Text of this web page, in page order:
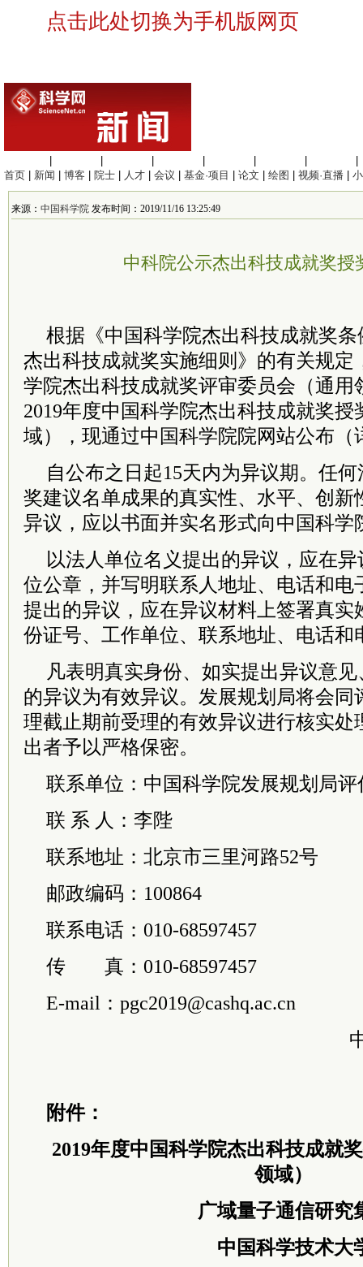
点击此处切换为手机版网页
首页
新闻 博客 院士 人才 会议 基金·项目 论文 绘图 视频·直播
来源： 中国科学院 发布时间：2019/11/16 13:25:49
中科院公示杰出科技成就奖授
根据《中国科学院杰出科技成就奖
杰出科技成就奖实施细则》的有关规定
学院杰出科技成就奖评审委员会（通用
2019年度中国科学院杰出科技成就奖
域），现通过中国科学院院网站公布（
自公布之日起15天内为异议期。任
奖建议名单成果的真实性、水平、创新
异议，应以书面并实名形式向中国科学
以法人单位名义提出的异议，应在
位公章，并写明联系人地址、电话和电
提出的异议，应在异议材料上签署真实
份证号、工作单位、联系地址、电话和
凡表明真实身份、如实提出异议意
的异议为有效异议。发展规划局将会同
理截止期前受理的有效异议进行核实处
出者予以严格保密。
联系单位：中国科学院发展规划局评
联 系 人：李陛
联系地址：北京市三里河路52号
邮政编码：100864
联系电话：010-68597457
传 真：010-68597457
E-mail：pgc2019@cashq.ac.cn
附件：
2019年度中国科学院杰出科技成就
领域）
广域量子通信研究
中国科学技术大